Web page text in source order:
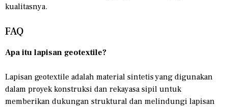
kualitasnya.
FAQ
Apa itu lapisan geotextile?
Lapisan geotextile adalah material sintetis yang digunakan
dalam proyek konstruksi dan rekayasa sipil untuk
memberikan dukungan struktural dan melindungi lapisan